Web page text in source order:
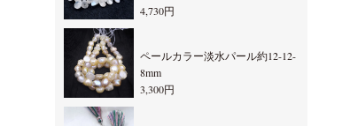
4,730円
ペールカラー淡水パール約12-12-
8mm
3,300円